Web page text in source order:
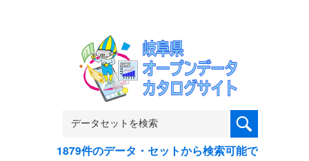
1879件のデータ・セットから検索可能で